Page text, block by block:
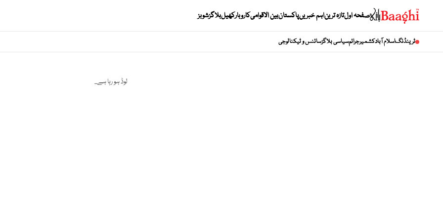
صفحہ اولتازہ تریناہم خبریںپاکستانبین الاقوامیکاروبارکھیلبلاگزشوبز
ٹرینڈنگاسلام آبادکشمیرجرائمسیاسی بلاگزسائنس و ٹیکنالوجی
لوڈ ہو رہا ہے...